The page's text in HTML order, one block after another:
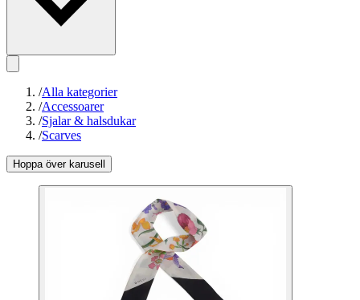
/Alla kategorier
/Accessoarer
/Sjalar & halsdukar
/Scarves
Hoppa över karusell